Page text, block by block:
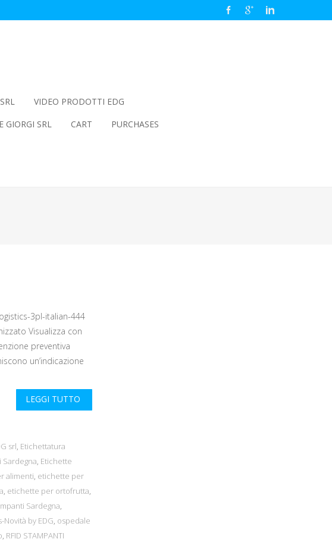
VIDEO PRODOTTI EDG
GIORGI SRL CART
PURCHASES
3pl-italian-444
Visualizza con
preventiva
un’indicazione
LEGGI TUTTO
srl, Etichettatura
, Etichette
alimenti, etichette per
, etichette per ortofrutta,
Sardegna,
Novità by EDG, ospedale
, RFID STAMPANTI